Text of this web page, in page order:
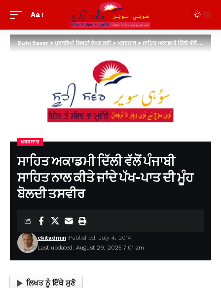
Aa
Suhi Saver>ਪੁਰਾਣੀਆਂ ਲਿਖਤਾਂ ਦੇਖਣ ਲਈ>ਖ਼ਬਰਸਾਰ>ਸਾਹਿਤ ਅਕਾਡਮੀ ਦਿੱਲੀ ਵੱਲੋਂ ਪੰਜਾਬੀ ਸਾਹਿਤ ਨਾਲ ਕੀਤੇ ਜਾਂਦੇ ਪੱਖ-ਪਾਤ ਦੀ ਮੂੰਹ ਬੋਲਦੀ ਤਸਵੀਰ
ਖ਼ਬਰਸਾਰ
ਸਾਹਿਤ ਅਕਾਡਮੀ ਦਿੱਲੀ ਵੱਲੋਂ ਪੰਜਾਬੀ
ਸਾਹਿਤ ਨਾਲ ਕੀਤੇ ਜਾਂਦੇ ਪੱਖ-ਪਾਤ ਦੀ ਮੂੰਹ
ਬੋਲਦੀ ਤਸਵੀਰ
Last updated: August 29, 2025 7:01 am
ckitadmin Published: July 4, 2014
ਲਿਖਤ ਨੂੰ ਇੱਥੇ ਸੁਣੋ